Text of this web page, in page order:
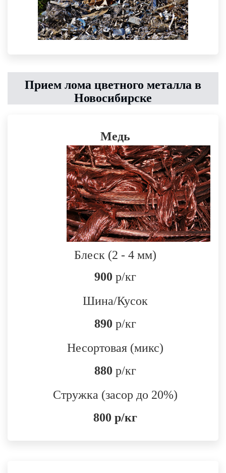
Прием лома цветного металла в
Новосибирске
Медь
Блеск (2 - 4 мм)
900 р/кг
Шина/Кусок
890 р/кг
Несортовая (микс)
880 р/кг
Стружка (засор до 20%)
800 р/кг